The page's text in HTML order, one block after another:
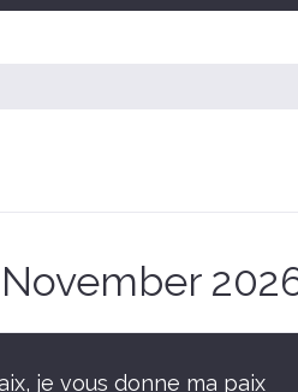
November
je vous donne ma paix